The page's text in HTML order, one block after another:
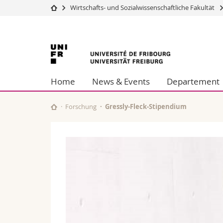
Studium
Campus
Universität
Weiterbildung
Theologische
Philosophische
Fak. für
Math.-Nat. und
Wirtschafts- und Sozialwissenschaftliche Fakultät
Universität
Freiburg
Home News & Events Departement
Forschung Gressly-Fleck-Stipendium